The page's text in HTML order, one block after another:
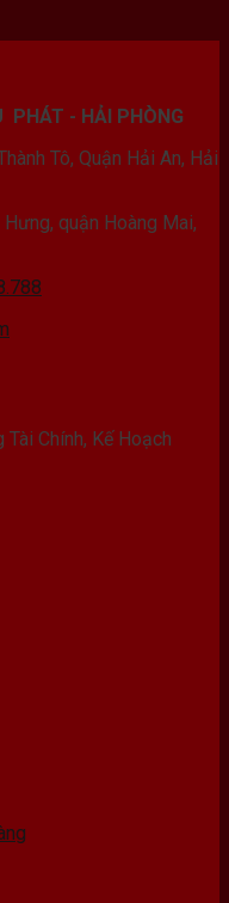
₫.
PHÁT - HẢI PHÒNG
Tô, Quận Hải An, Hải
quận Hoàng Mai,
Chính, Kế Hoạch